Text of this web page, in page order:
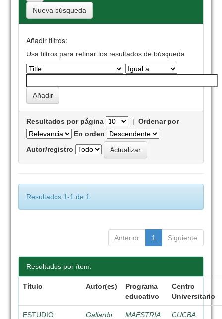
Nueva búsqueda
Añadir filtros:
Usa filtros para refinar los resultados de búsqueda.
Resultados por página |Ordenar por
En orden
Autor/registro
Resultados 1-1 de 1.
Anterior 1 Siguiente
Resultados por ítem:
Título Autor(es)
Programa
educativo
Centro
Universitario
ESTUDIO
Gallardo
MAESTRIA
CUCBA